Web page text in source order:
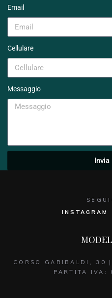
Email
Cellulare
Messaggio
Invia
CORSO GARIBALDI, 30
PARTITA IVA:
INSTAGRAM